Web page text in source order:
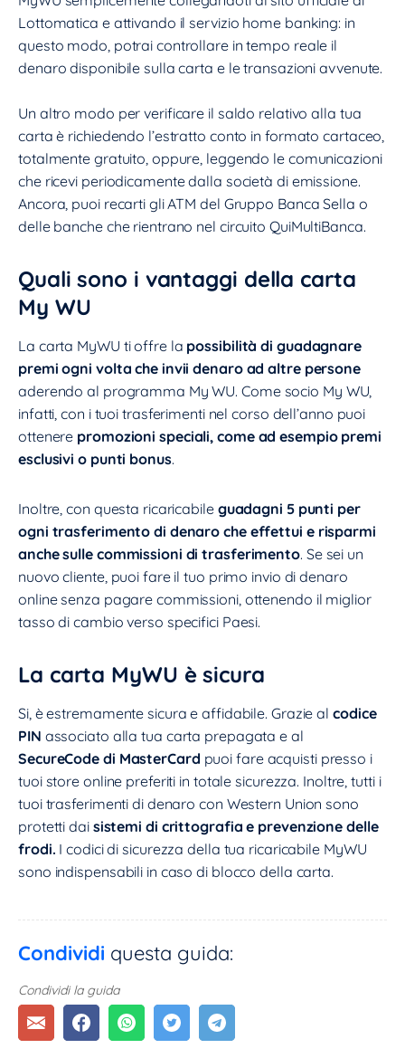
Lottomatica e attivando il servizio home banking: in
questo modo, potrai controllare in tempo reale il
denaro disponibile sulla carta e le transazioni avvenute.
Un altro modo per verificare il saldo relativo alla tua
carta è richiedendo l’estratto conto in formato cartaceo,
totalmente gratuito, oppure, leggendo le comunicazioni
che ricevi periodicamente dalla società di emissione.
Ancora, puoi recarti gli ATM del Gruppo Banca Sella o
delle banche che rientrano nel circuito QuiMultiBanca.
Quali sono i vantaggi della carta
My WU
La carta MyWU ti offre la possibilità di guadagnare
premi ogni volta che invii denaro ad altre persone
aderendo al programma My WU. Come socio My WU,
infatti, con i tuoi trasferimenti nel corso dell’anno puoi
ottenere promozioni speciali, come ad esempio premi
esclusivi o punti bonus.
Inoltre, con questa ricaricabile guadagni 5 punti per
ogni trasferimento di denaro che effettui e risparmi
anche sulle commissioni di trasferimento. Se sei un
nuovo cliente, puoi fare il tuo primo invio di denaro
online senza pagare commissioni, ottenendo il miglior
tasso di cambio verso specifici Paesi.
La carta MyWU è sicura
Si, è estremamente sicura e affidabile. Grazie al codice
PIN associato alla tua carta prepagata e al
SecureCode di MasterCard puoi fare acquisti presso i
tuoi store online preferiti in totale sicurezza. Inoltre, tutti i
tuoi trasferimenti di denaro con Western Union sono
protetti dai sistemi di crittografia e prevenzione delle
frodi. I codici di sicurezza della tua ricaricabile MyWU
sono indispensabili in caso di blocco della carta.
Condividi questa guida:
Condividi la guida